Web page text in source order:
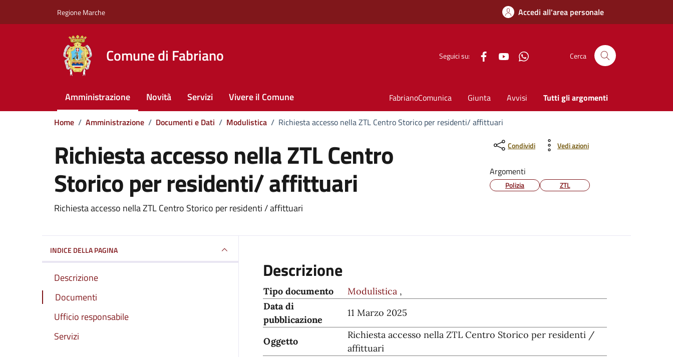
Regione Marche Accedi all'area personale
Comune di Fabriano Seguici su: FacebookYouTube Cerca
Amministrazione Novità Servizi Vivere il Comune FabrianoComunica Giunta Avvisi Tutti gli argomenti
Home / Amministrazione / Documenti e Dati / Modulistica / Richiesta accesso nella ZTL Centro Storico per residenti/ affittuari
Richiesta accesso nella ZTL Centro
Storico per residenti/ affittuari
Dettagli del documento
Richiesta accesso nella ZTL Centro Storico per residenti / affittuari
Condividi Vedi azioni
Argomenti
Polizia ZTL
INDICE DELLA PAGINA
Descrizione
Documenti
Ufficio responsabile
Servizi
Descrizione
Tipo documento Modulistica ,
Data di
pubblicazione
11 Marzo 2025
Oggetto
Richiesta accesso nella ZTL Centro Storico per residenti /
affittuari